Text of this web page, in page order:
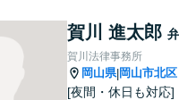
賀川 進太郎
賀川法律事務所
岡山県|岡山市北区
[夜間・休日も対応]